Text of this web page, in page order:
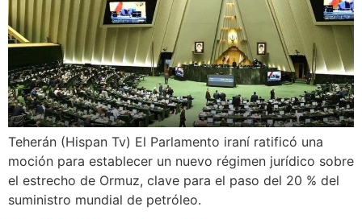
Teherán (Hispan Tv) El Parlamento iraní ratificó una
moción para establecer un nuevo régimen jurídico sobre
el estrecho de Ormuz, clave para el paso del 20 % del
suministro mundial de petróleo.